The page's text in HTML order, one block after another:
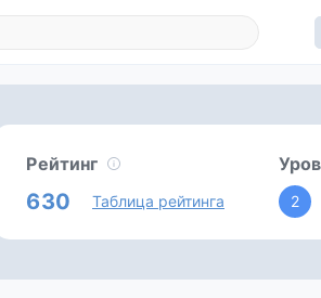
Рейтинг
630 Таблица рейтинга 2